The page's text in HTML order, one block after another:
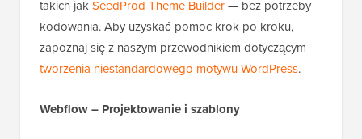
takich jakSeedProd Theme Builder— bez potrzeby
kodowania. Aby uzyskać pomoc krok po kroku,
zapoznaj się z naszym przewodnikiem dotyczącym
tworzenia niestandardowego motywu WordPress.
Webflow – Projektowanie i szablony